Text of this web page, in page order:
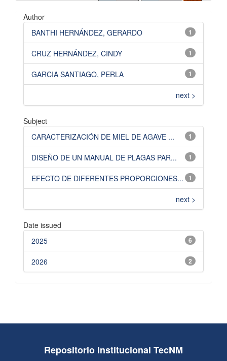
Author
1
BANTHI HERNÁNDEZ, GERARDO
1
CRUZ HERNÁNDEZ, CINDY
1
GARCIA SANTIAGO, PERLA
next >
Subject
1
CARACTERIZACIÓN DE MIEL DE AGAVE ...
1
DISEÑO DE UN MANUAL DE PLAGAS PAR...
1
EFECTO DE DIFERENTES PROPORCIONES...
next >
Date issued
6
2025
2
2026
Repositorio Institucional TecNM